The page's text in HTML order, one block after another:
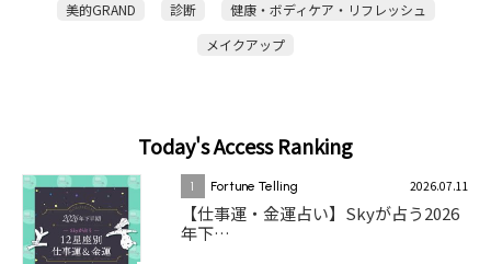
美的GRAND
診断
健康・ボディケア・リフレッシュ
メイクアップ
Today's Access Ranking
1 Fortune Telling 2026.07.11
【仕事運・金運占い】Skyが占う2026
年下…